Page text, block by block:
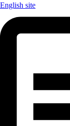
English site